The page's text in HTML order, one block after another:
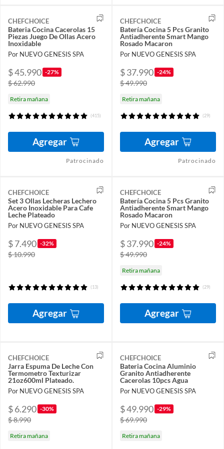
CHEFCHOICE
Bateria Cocina Cacerolas 15
Piezas Juego De Ollas Acero
Inoxidable
Por NUEVO GENESIS SPA
$ 45.990 -27%
$ 62.990
Retira mañana
(415)
Agregar
Patrocinado
CHEFCHOICE
Batería Cocina 5 Pcs Granito
Antiadherente Smart Mango
Rosado Macaron
Por NUEVO GENESIS SPA
$ 37.990 -24%
$ 49.990
Retira mañana
(29)
Agregar
Patrocinado
CHEFCHOICE
Set 3 Ollas Lecheras Lechero
Acero Inoxidable Para Cafe
Leche Plateado
Por NUEVO GENESIS SPA
$ 7.490 -32%
$ 10.990
(13)
Agregar
CHEFCHOICE
Batería Cocina 5 Pcs Granito
Antiadherente Smart Mango
Rosado Macaron
Por NUEVO GENESIS SPA
$ 37.990 -24%
$ 49.990
Retira mañana
(29)
Agregar
CHEFCHOICE
Jarra Espuma De Leche Con
Termometro Texturizar
21oz600ml Plateado.
Por NUEVO GENESIS SPA
$ 6.290 -30%
$ 8.990
Retira mañana
CHEFCHOICE
Bateria Cocina Aluminio
Granito Antiadherente
Cacerolas 10pcs Agua
Por NUEVO GENESIS SPA
$ 49.990 -29%
$ 69.990
Retira mañana